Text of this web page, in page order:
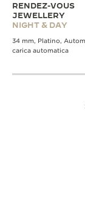
RENDEZ-VOUS
JEWELLERY
NIGHT & DAY
34 mm, Platino,
carica automatica